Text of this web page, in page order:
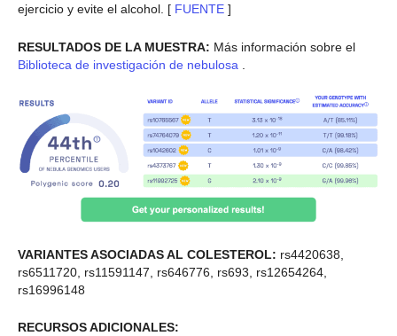
ejercicio y evite el alcohol. [ FUENTE ]
RESULTADOS DE LA MUESTRA: Más información sobre el
Biblioteca de investigación de nebulosa
VARIANTES ASOCIADAS AL COLESTEROL: rs4420638,
rs6511720, rs11591147, rs646776, rs693, rs12654264,
rs16996148
RECURSOS ADICIONALES: